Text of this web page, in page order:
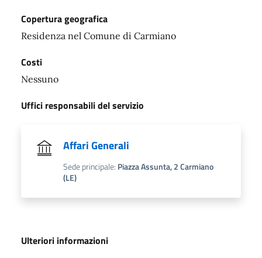
Copertura geografica
Residenza nel Comune di Carmiano
Costi
Nessuno
Uffici responsabili del servizio
Affari Generali
Sede principale: Piazza Assunta, 2 Carmiano
(LE)
Ulteriori informazioni